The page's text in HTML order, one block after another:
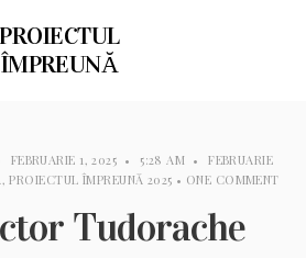
PROIECTUL
ÎMPREUNĂ
FEBRUARIE 1, 2025 • 5:28 AM •
FEBRUARIE
,PROIECTUL ÎMPREUNĂ 2025 • ONE COMMENT
Tudorache